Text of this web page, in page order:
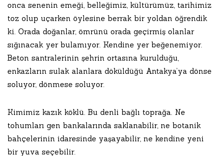
onca senenin emeği, belleğimiz, kültürümüz, tarihimiz
toz olup uçarken öylesine berrak bir yoldan öğrendik
ki. Orada doğanlar, ömrünü orada geçirmiş olanlar
sığınacak yer bulamıyor. Kendine yer beğenemiyor.
Beton santralerinin şehrin ortasına kurulduğu,
enkazların sulak alanlara döküldüğü Antakya’ya dönse
soluyor, dönmese soluyor.
Kimimiz kazık köklü. Bu denli bağlı toprağa. Ne
tohumları gen bankalarında saklanabilir, ne botanik
bahçelerinin idaresinde yaşayabilir, ne kendine yeni
bir yuva seçebilir.